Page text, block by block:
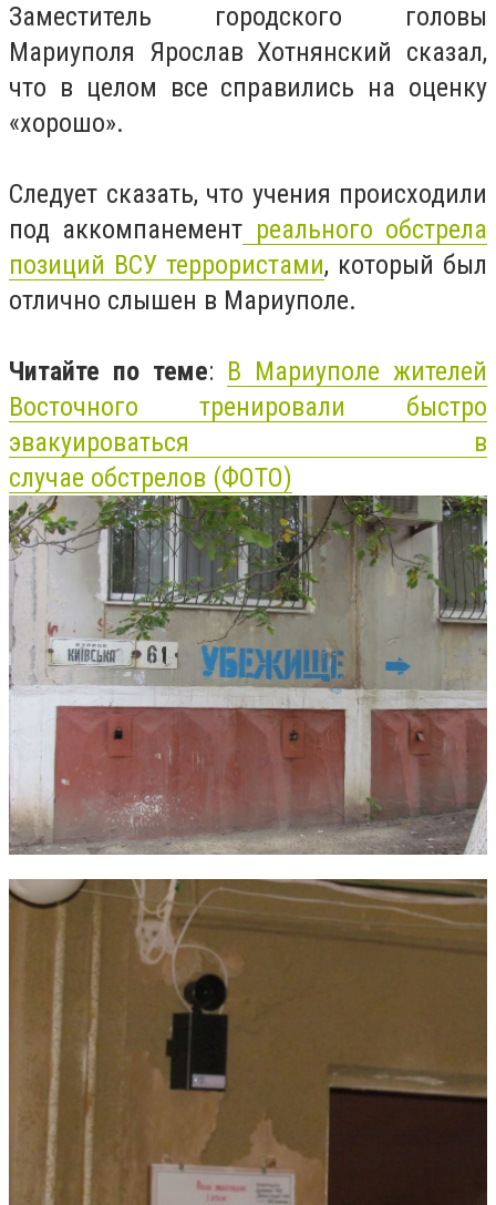
Заместитель городского головы
Мариуполя Ярослав Хотнянский сказал,
что в целом все справились на оценку
«хорошо».
Следует сказать, что учения происходили
под аккомпанемент реального обстрела
позиций ВСУ террористами, который был
отлично слышен в Мариуполе.
Читайте по теме: В Мариуполе жителей
Восточного тренировали быстро
эвакуироваться в
случае обстрелов (ФОТО)